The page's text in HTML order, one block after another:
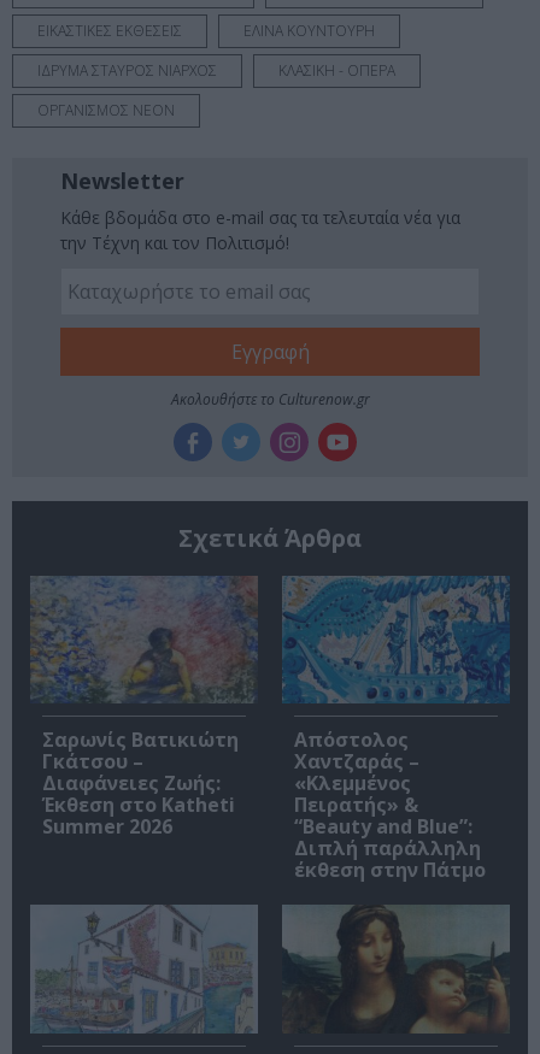
ΕΙΚΑΣΤΙΚΕΣ ΕΚΘΕΣΕΙΣ
ΕΛΙΝΑ ΚΟΥΝΤΟΥΡΗ
ΙΔΡΥΜΑ ΣΤΑΥΡΟΣ ΝΙΑΡΧΟΣ
ΚΛΑΣΙΚΗ - ΟΠΕΡΑ
ΟΡΓΑΝΙΣΜΟΣ NEON
Newsletter
Κάθε βδομάδα στο e-mail σας τα τελευταία νέα για
την Τέχνη και τον Πολιτισμό!
Ακολουθήστε το Culturenow.gr
Σχετικά Άρθρα
Σαρωνίς Βατικιώτη
Γκάτσου –
Διαφάνειες Ζωής:
Έκθεση στο Katheti
Summer 2026
Απόστολος
Χαντζαράς –
«Κλεμμένος
Πειρατής» &
“Beauty and Blue”:
Διπλή παράλληλη
έκθεση στην Πάτμο